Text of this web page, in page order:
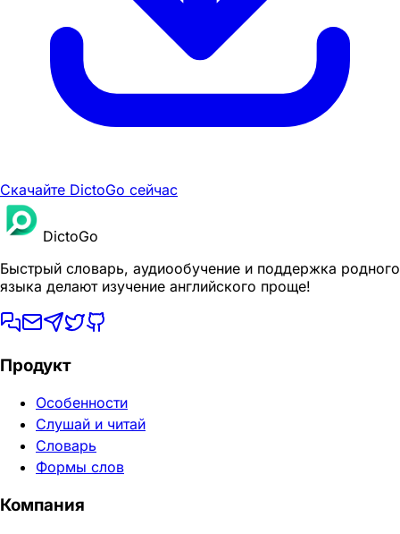
Скачайте DictoGo сейчас
DictoGo
Быстрый словарь, аудиообучение и поддержка родного
языка делают изучение английского проще!
Продукт
Особенности
Слушай и читай
Словарь
Формы слов
Компания